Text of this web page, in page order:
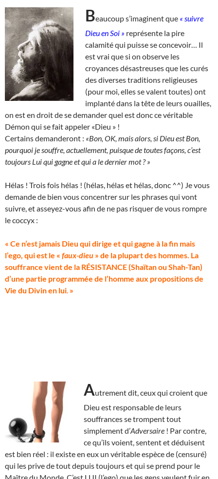
Beaucoup s’imaginent que « suivre
Dieu en Soi » représente la pire
calamité qui puisse se concevoir… Il
est vrai que si on observe les
croyances désastreuses que les curés
des diverses traditions religieuses
(pour moi, elles se valent toutes) ont
implanté dans la tête de leurs ouailles,
on est en droit de se demander quel est donc ce véritable
Démon qui se fait appeler «Dieu » !
Certains demanderont : «Bon, OK, mais alors, si Dieu est Bon,
pourquoi je souffre, actuellement, puisque de toutes façons, c’est
toujours Lui qui gagne et qui a le dernier mot ? »
Hélas ! Trois fois hélas ! (hélas, hélas et hélas, donc ^^) Je vous
demande de bien vous concentrer sur les phrases qui vont
suivre, et asseyez-vous afin de ne pas risquer de vous rompre
le coccyx :
« Ce n’est jamais Dieu qui dirige et qui gagne à la fin mais
l’ego, qui est le « faux-dieu » de la plupart des hommes. La
souffrance vient de la RÉSISTANCE (Shaïtan ou Shah-Tan)
d’une partie programmée de l’homme aux propositions de
Vie du Divin en lui »
Autrement dit, ceux qui croient que
Dieu est responsable de leurs
souffrances se trompent tout
simplement d’Adversaire ! Par contre,
ce qu’ils voient, sentent et déduisent
est bien réel : il existe en eux un véritable espèce de (censuré)
qui les prive de tout depuis toujours et qui se prend pour le
Maître du Monde. C’est LUI (l’ego) que les gens veulent fuir en